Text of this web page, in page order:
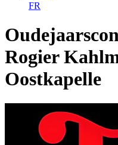
FR
Rogier
Oostkapelle